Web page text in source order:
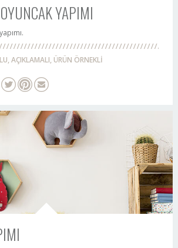
YAPIMI
AÇIKLAMALI, ÜRÜN ÖRNEKLİ